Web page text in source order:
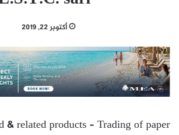
أكتوبر 22, 2019
& related products – Trading of paper